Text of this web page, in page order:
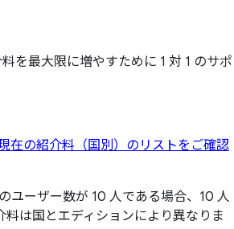
を最大限に増やすために 1 対 1 のサポ
在の紹介料（国別）のリストをご確認
ユーザー数が 10 人である場合、10 人
は国とエディションにより異なりま